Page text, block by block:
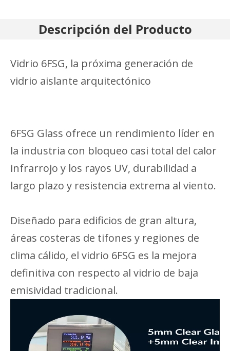
Descripción del Producto
Vidrio 6FSG, la próxima generación de
vidrio aislante arquitectónico
6FSG Glass ofrece un rendimiento líder en
la industria con bloqueo casi total del calor
infrarrojo y los rayos UV, durabilidad a
largo plazo y resistencia extrema al viento.
Diseñado para edificios de gran altura,
áreas costeras de tifones y regiones de
clima cálido, el vidrio 6FSG es la mejora
definitiva con respecto al vidrio de baja
emisividad tradicional.